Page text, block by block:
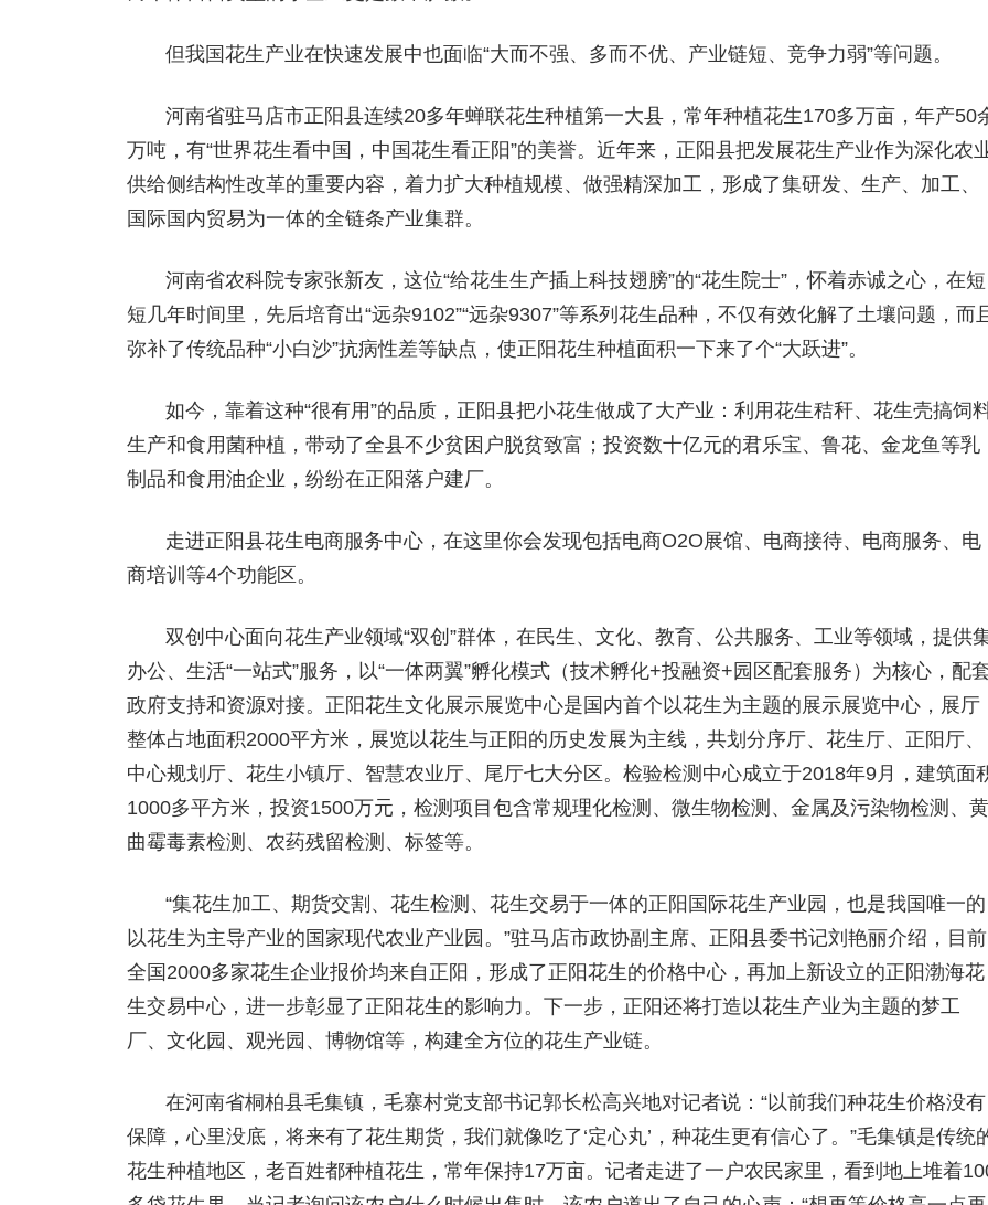
但我国花生产业在快速发展中也面临“大而不强、多而不优、产业链短、竞争力弱”等问题。
河南省驻马店市正阳县连续20多年蝉联花生种植第一大县，常年种植花生170多万亩，年产50
万吨，有“世界花生看中国，中国花生看正阳”的美誉。近年来，正阳县把发展花生产业作为深化农
供给侧结构性改革的重要内容，着力扩大种植规模、做强精深加工，形成了集研发、生产、加工、
国际国内贸易为一体的全链条产业集群。
河南省农科院专家张新友，这位“给花生生产插上科技翅膀”的“花生院士”，怀着赤诚之心，在短
短几年时间里，先后培育出“远杂9102”“远杂9307”等系列花生品种，不仅有效化解了土壤问题，而
弥补了传统品种“小白沙”抗病性差等缺点，使正阳花生种植面积一下来了个“大跃进”。
如今，靠着这种“很有用”的品质，正阳县把小花生做成了大产业：利用花生秸秆、花生壳搞饲
生产和食用菌种植，带动了全县不少贫困户脱贫致富；投资数十亿元的君乐宝、鲁花、金龙鱼等乳
制品和食用油企业，纷纷在正阳落户建厂。
走进正阳县花生电商服务中心，在这里你会发现包括电商O2O展馆、电商接待、电商服务、电
商培训等4个功能区。
双创中心面向花生产业领域“双创”群体，在民生、文化、教育、公共服务、工业等领域，提供
办公、生活“一站式”服务，以“一体两翼”孵化模式（技术孵化+投融资+园区配套服务）为核心，配
政府支持和资源对接。正阳花生文化展示展览中心是国内首个以花生为主题的展示展览中心，展厅
整体占地面积2000平方米，展览以花生与正阳的历史发展为主线，共划分序厅、花生厅、正阳厅、
中心规划厅、花生小镇厅、智慧农业厅、尾厅七大分区。检验检测中心成立于2018年9月，建筑面
1000多平方米，投资1500万元，检测项目包含常规理化检测、微生物检测、金属及污染物检测、黄
曲霉毒素检测、农药残留检测、标签等。
“集花生加工、期货交割、花生检测、花生交易于一体的正阳国际花生产业园，也是我国唯一的
以花生为主导产业的国家现代农业产业园。”驻马店市政协副主席、正阳县委书记刘艳丽介绍，目前
全国2000多家花生企业报价均来自正阳，形成了正阳花生的价格中心，再加上新设立的正阳渤海花
生交易中心，进一步彰显了正阳花生的影响力。下一步，正阳还将打造以花生产业为主题的梦工
厂、文化园、观光园、博物馆等，构建全方位的花生产业链。
在河南省桐柏县毛集镇，毛寨村党支部书记郭长松高兴地对记者说：“以前我们种花生价格没有
保障，心里没底，将来有了花生期货，我们就像吃了‘定心丸’，种花生更有信心了。”毛集镇是传统
花生种植地区，老百姓都种植花生，常年保持17万亩。记者走进了一户农民家里，看到地上堆着